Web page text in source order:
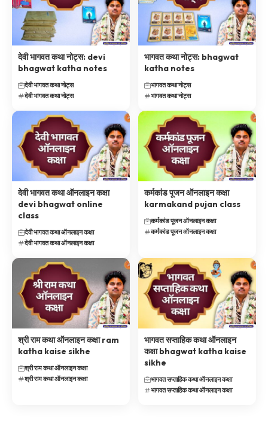
देवी भागवत कथा नोट्स: devi
bhagwat katha notes
देवी भागवत कथा नोट्स
देवी भागवत कथा नोट्स
भागवत कथा नोट्स: bhagwat
katha notes
भागवत कथा नोट्स
भागवत कथा नोट्स
देवी भागवत कथा ऑनलाइन कक्षा
devi bhagwat online
class
देवी भागवत कथा ऑनलाइन कक्षा
देवी भागवत कथा ऑनलाइन कक्षा
कर्मकांड पूजन ऑनलाइन कक्षा
karmakand pujan class
कर्मकांड पूजन ऑनलाइन कक्षा
कर्मकांड पूजन ऑनलाइन कक्षा
श्री राम कथा ऑनलाइन कक्षा ram
katha kaise sikhe
श्री राम कथा ऑनलाइन कक्षा
श्री राम कथा ऑनलाइन कक्षा
भागवत सप्ताहिक कथा ऑनलाइन
कक्षा bhagwat katha kaise
sikhe
भागवत सप्ताहिक कथा ऑनलाइन कक्षा
भागवत सप्ताहिक कथा ऑनलाइन कक्षा